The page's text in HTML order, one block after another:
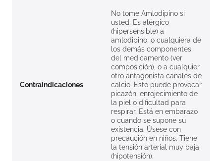
Contraindicaciones
No tome Amlodipino si
usted: Es alérgico
(hipersensible) a
amlodipino, o cualquiera de
los demás componentes
del medicamento (ver
composición), o a cualquier
otro antagonista canales de
calcio. Esto puede provocar
picazón, enrojecimiento de
la piel o dificultad para
respirar. Está en embarazo
o cuando se supone su
existencia. Úsese con
precaución en niños. Tiene
la tensión arterial muy baja
(hipotensión).